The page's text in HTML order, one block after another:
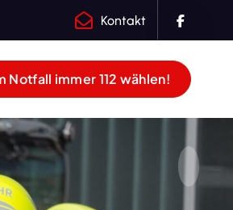
Kontakt
Notfall immer 112 wählen!